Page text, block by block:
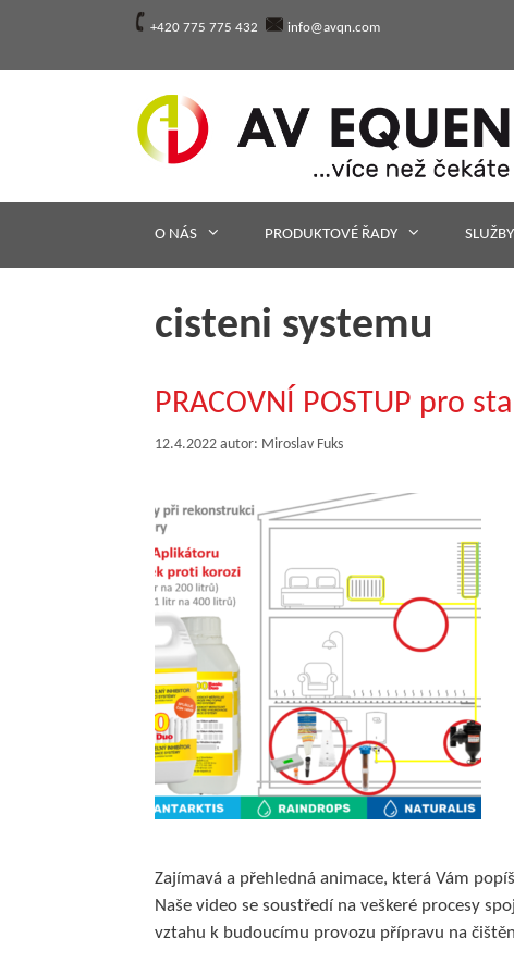
obsah
+420 775 775 432 info@avqn.com
O NÁS PRODUKTOVÉ ŘADY SLUŽBY
cisteni systemu
PRACOVNÍ POSTUP pro
12.4.2022 autor: Miroslav Fuks
Zajímavá a přehledná animace, která Vám
Naše video se soustředí na veškeré procesy
vztahu k budoucímu provozu přípravu na